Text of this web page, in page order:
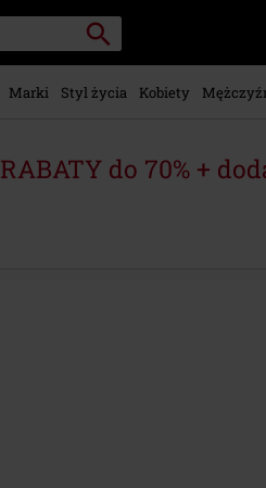
Szukaj
Marki Styl życia Kobiety
RABATY do 70% +